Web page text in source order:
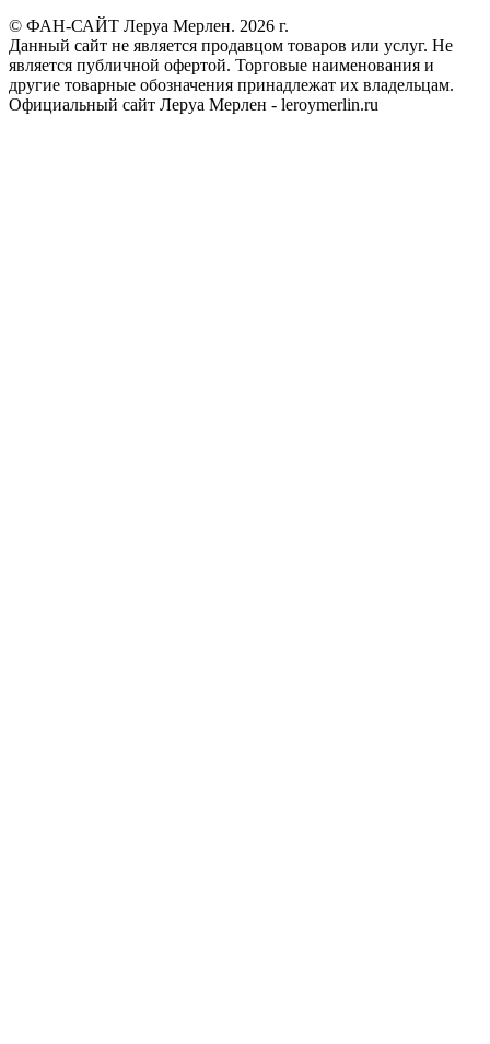
© ФАН-САЙТ Леруа Мерлен. 2026 г.
Данный сайт не является продавцом товаров или услуг. Не
является публичной офертой. Торговые наименования и
другие товарные обозначения принадлежат их владельцам.
Официальный сайт Леруа Мерлен - leroymerlin.ru